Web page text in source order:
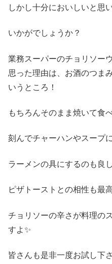
しかし十分においしいと思
いかがでしょうか？
業務スーパーのチョリソー
思った理由は、お酒のつま
いうところ！
もちろんそのまま焼いて食
刻んでチャーハンやスープ
ラーメンの具にするのも良
ピザトーストとの相性も最
チョリソーの辛さが料理の
すよ✨
皆さんも是非一度お試し下